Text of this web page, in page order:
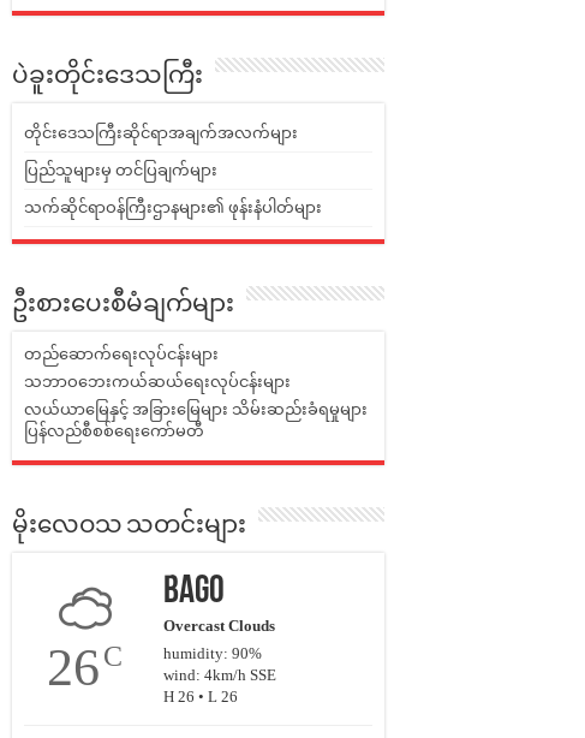
ပဲခူးတိုင်းဒေသကြီး
တိုင်းဒေသကြီးဆိုင်ရာအချက်အလက်များ
ပြည်သူများမှ တင်ပြချက်များ
သက်ဆိုင်ရာဝန်ကြီးဌာနများ၏ ဖုန်းနံပါတ်များ
ဦးစားပေးစီမံချက်များ
တည်ဆောက်ရေးလုပ်ငန်းများ
သဘာဝဘေးကယ်ဆယ်ရေးလုပ်ငန်းများ
လယ်ယာမြေနှင့် အခြားမြေများ သိမ်းဆည်းခံရမှုများ
ပြန်လည်စီစစ်ရေးကော်မတီ
မိုးလေဝသ သတင်းများ
26C
Bago
Overcast Clouds
humidity: 90%
wind: 4km/h SSE
H 26 • L 26